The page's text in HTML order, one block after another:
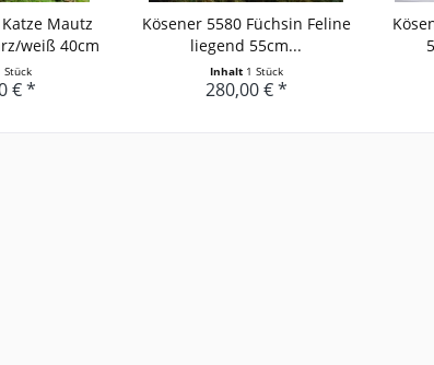
Mautz
weiß 40cm
Stück
€ *
Kösener 5580 Füchsin Feline
liegend 55cm...
Inhalt 1 Stück
280,00 € *